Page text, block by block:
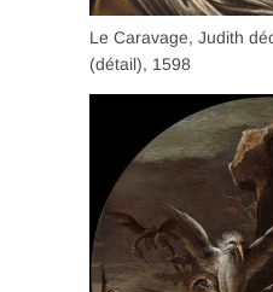
Le Caravage, Judith
(détail), 1598